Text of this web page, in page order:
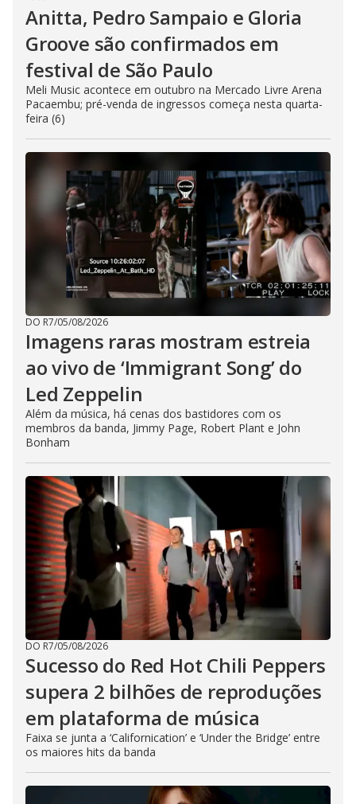
Anitta, Pedro Sampaio e Gloria
Groove são confirmados em
festival de São Paulo
Meli Music acontece em outubro na Mercado Livre Arena
Pacaembu; pré-venda de ingressos começa nesta quarta-
feira (6)
DO R7/05/08/2026
Imagens raras mostram estreia
ao vivo de ‘Immigrant Song’ do
Led Zeppelin
Além da música, há cenas dos bastidores com os
membros da banda, Jimmy Page, Robert Plant e John
Bonham
DO R7/05/08/2026
Sucesso do Red Hot Chili Peppers
supera 2 bilhões de reproduções
em plataforma de música
Faixa se junta a ‘Californication’ e ‘Under the Bridge’ entre
os maiores hits da banda